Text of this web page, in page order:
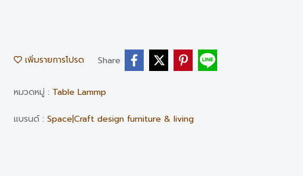
เพิ่มรายการโปรด Share
หมวดหมู่ : Table Lammp
แบรนด์ : Space|Craft design furniture & living